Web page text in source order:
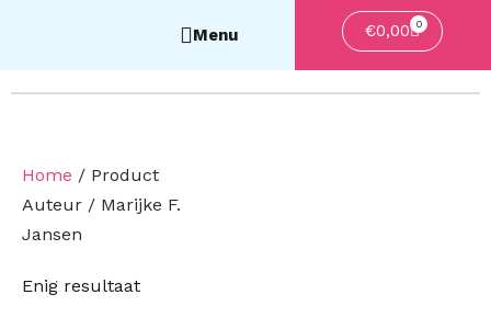
€0,00 0
Home / Product
Auteur / Marijke F.
Jansen
Enig resultaat